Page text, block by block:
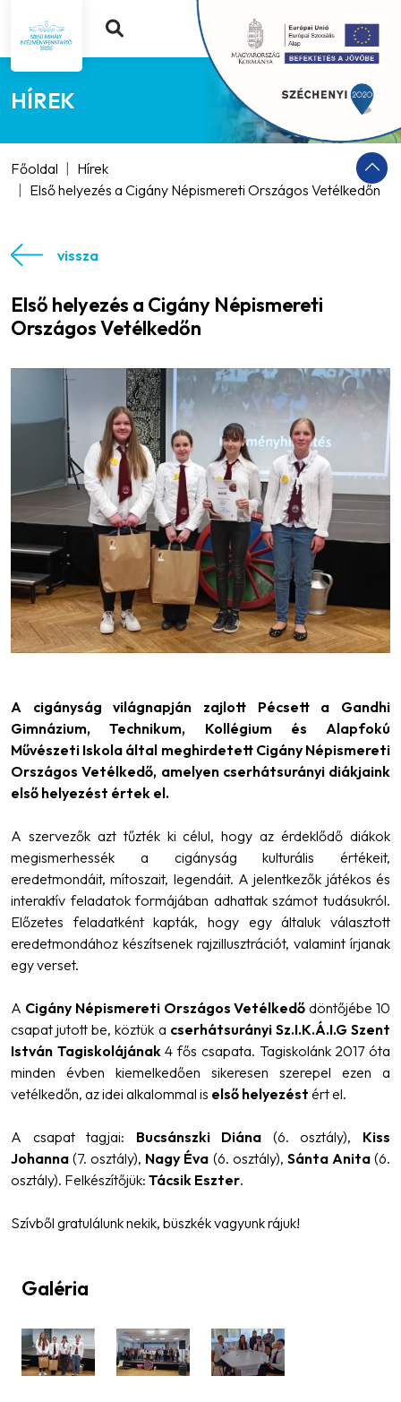
HÍREK
Főoldal
Hírek
Első helyezés a Cigány Népismereti Országos Vetélkedőn
vissza
Első helyezés a Cigány Népismereti
Országos Vetélkedőn
A cigányság világnapján zajlott Pécsett a Gandhi
Gimnázium, Technikum, Kollégium és Alapfokú
Művészeti Iskola által meghirdetett Cigány Népismereti
Országos Vetélkedő, amelyen cserhátsurányi diákjaink
első helyezést értek el.
A szervezők azt tűzték ki célul, hogy az érdeklődő diákok
megismerhessék a cigányság kulturális értékeit,
eredetmondáit, mítoszait, legendáit. A jelentkezők játékos és
interaktív feladatok formájában adhattak számot tudásukról.
Előzetes feladatként kapták, hogy egy általuk választott
eredetmondához készítsenek rajzillusztrációt, valamint írjanak
egy verset.
A Cigány Népismereti Országos Vetélkedő döntőjébe 10
csapat jutott be, köztük a cserhátsurányi Sz.I.K.Á.I.G Szent
István Tagiskolájának4 fős csapata. Tagiskolánk 2017 óta
minden évben kiemelkedően sikeresen szerepel ezen a
vetélkedőn, az idei alkalommal is első helyezést ért el.
A csapat tagjai: Bucsánszki Diána (6. osztály), Kiss
Johanna (7. osztály), Nagy Éva (6. osztály), Sánta Anita(6.
osztály). Felkészítőjük: Tácsik Eszter.
Szívből gratulálunk nekik, büszkék vagyunk rájuk!
Galéria